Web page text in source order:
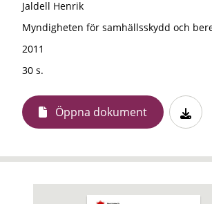
Jaldell Henrik
Myndigheten för samhällsskydd och
2011
30 s.
Öppna dokument